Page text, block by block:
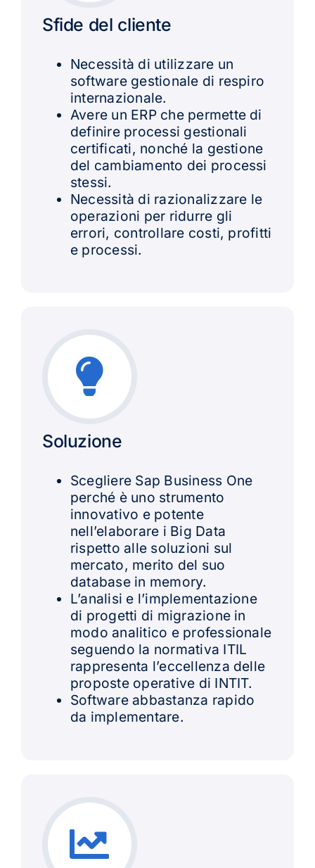
Sfide del cliente
Necessità di utilizzare un
software gestionale di respiro
internazionale.
Avere un ERP che permette di
definire processi gestionali
certificati, nonché la gestione
del cambiamento dei processi
stessi.
Necessità di razionalizzare le
operazioni per ridurre gli
errori, controllare costi, profitti
e processi.
Soluzione
Scegliere Sap Business One
perché è uno strumento
innovativo e potente
nell’elaborare i Big Data
rispetto alle soluzioni sul
mercato, merito del suo
database in memory.
L’analisi e l’implementazione
di progetti di migrazione in
modo analitico e professionale
seguendo la normativa ITIL
rappresenta l’eccellenza delle
proposte operative di INTIT.
Software abbastanza rapido
da implementare.